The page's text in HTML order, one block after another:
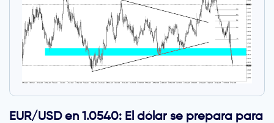
EUR/USD en 1.0540: El dólar se prepara para